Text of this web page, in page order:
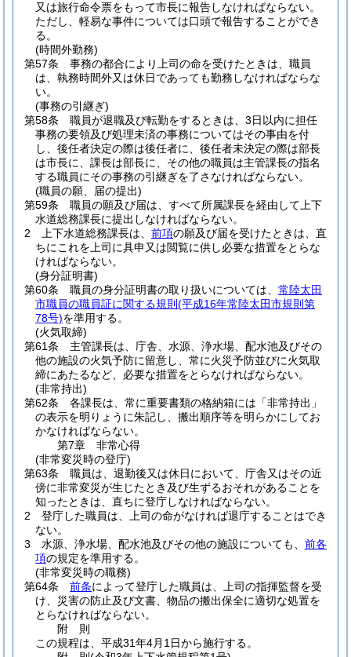
又は旅行命令票をもって市長に報告しなければならない。
ただし、軽易な事件については口頭で報告することができ
る。
(時間外勤務)
第57条
事務の都合により上司の命を受けたときは、職員
は、執務時間外又は休日であっても勤務しなければならな
い。
(事務の引継ぎ)
第58条
職員が退職及び転勤をするときは、3日以内に担任
事務の要領及び処理未済の事務についてはその事由を付
し、後任者決定の際は後任者に、後任者未決定の際は部長
は市長に、課長は部長に、その他の職員は主管課長の指名
する職員にその事務の引継ぎを了さなければならない。
(職員の願、届の提出)
第59条
職員の願及び届は、すべて所属課長を経由して上下
水道総務課長に提出しなければならない。
2
上下水道総務課長は、 前項の願及び届を受けたときは、直
ちにこれを上司に具申又は閲覧に供し必要な措置をとらな
ければならない。
(身分証明書)
第60条
職員の身分証明書の取り扱いについては、 常陸太田
市職員の職員証に関する規則 (平成16年常陸太田市規則第
78号)を準用する。
(火気取締)
第61条
主管課長は、庁舎、水源、浄水場、配水池及びその
他の施設の火気予防に留意し、常に火災予防並びに火気取
締にあたるなど、必要な措置をとらなければならない。
(非常持出)
第62条
各課長は、常に重要書類の格納箱には「非常持出」
の表示を明りょうに朱記し、搬出順序等を明らかにしてお
かなければならない。
第7章
非常心得
(非常変災時の登庁)
第63条
職員は、退勤後又は休日において、庁舎又はその近
傍に非常変災が生じたとき及び生ずるおそれがあることを
知ったときは、直ちに登庁しなければならない。
2
登庁した職員は、上司の命がなければ退庁することはでき
ない。
3
水源、浄水場、配水池及びその他の施設についても、 前各
項の規定を準用する。
(非常変災時の職務)
第64条
前条によって登庁した職員は、上司の指揮監督を受
け、災害の防止及び文書、物品の搬出保全に適切な処置を
とらなければならない。
附 則
この規程は、平成31年4月1日から施行する。